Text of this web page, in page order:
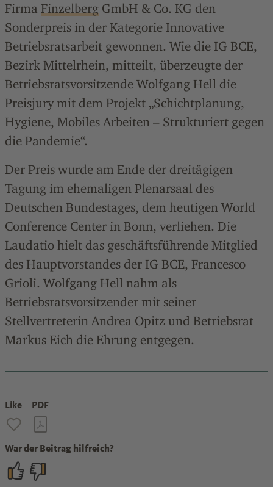
Firma Finzelberg GmbH & Co. KG den
Sonderpreis in der Kategorie Innovative
Betriebsratsarbeit gewonnen. Wie die IG BCE,
Bezirk Mittelrhein, mitteilt, überzeugte der
Betriebsratsvorsitzende Wolfgang Hell die
Preisjury mit dem Projekt „Schichtplanung,
Hygiene, Mobiles Arbeiten – Strukturiert gegen
die Pandemie“.
Der Preis wurde am Ende der dreitägigen
Tagung im ehemaligen Plenarsaal des
Deutschen Bundestages, dem heutigen World
Conference Center in Bonn, verliehen. Die
Laudatio hielt das geschäftsführende Mitglied
des Hauptvorstandes der IG BCE, Francesco
Grioli. Wolfgang Hell nahm als
Betriebsratsvorsitzender mit seiner
Stellvertreterin Andrea Opitz und Betriebsrat
Markus Eich die Ehrung entgegen.
Like PDF
War der Beitrag hilfreich?